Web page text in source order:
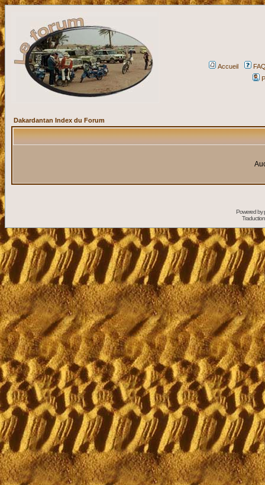
Accueil
Dakardantan Index du Forum
Powered by